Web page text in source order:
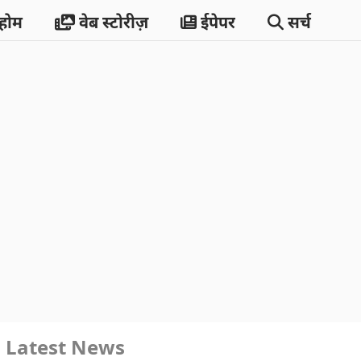
वेब स्टोरीज़ ईपेपर सर्च
Latest News